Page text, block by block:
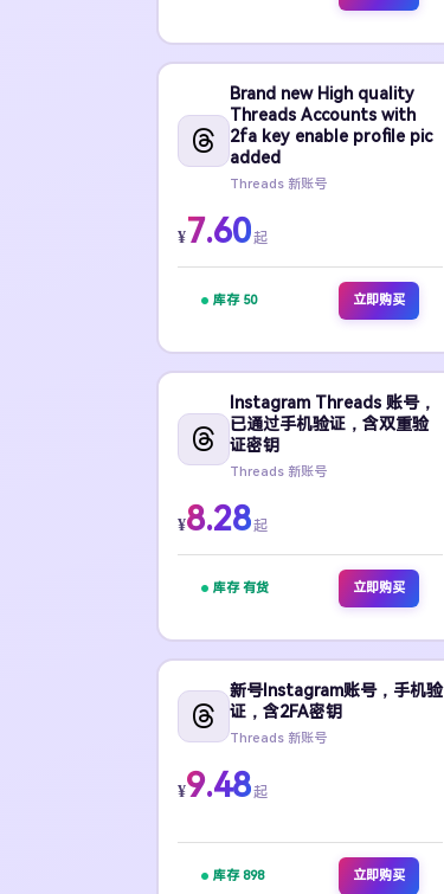
Brand new High quality
Threads Accounts with
2fa key enable profile pic
added
Threads 新账号
¥7.60起
库存 50 立即购买
Instagram Threads 账号，
已通过手机验证，含双重验
证密钥
Threads 新账号
¥8.28起
库存 有货 立即购买
新号Instagram账号，手机验
证，含2FA密钥
Threads 新账号
¥9.48起
库存 898 立即购买